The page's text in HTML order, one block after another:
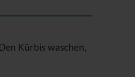
Kürbis waschen,